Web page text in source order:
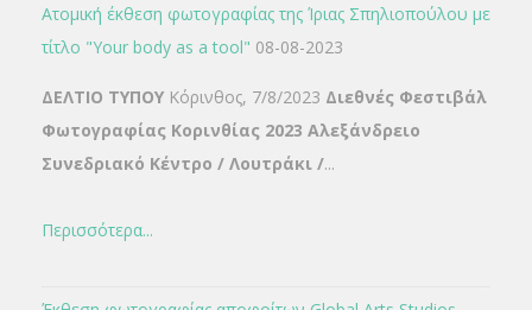
Ατομική έκθεση φωτογραφίας της Ίριας Σπηλιοπούλου με
τίτλο "Your body as a tool" 08-08-2023
ΔΕΛΤΙΟ ΤΥΠΟΥ Κόρινθος, 7/8/2023 Διεθνές Φεστιβάλ
Φωτογραφίας Κορινθίας 2023 Αλεξάνδρειο
Συνεδριακό Κέντρο / Λουτράκι /...
Περισσότερα...